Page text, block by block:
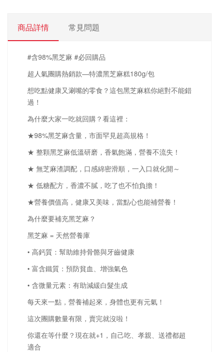
商品詳情 常見問題
#含98%黑芝麻 #必回購品
超人氣團購熱銷款—特濃黑芝麻糕180g/包
想吃點健康又涮嘴的零食？這包黑芝麻糕你絕對不能錯
過！
為什麼大家一吃就回購？看這裡：
★98%黑芝麻含量，市面罕見超高規格！
★ 整顆黑芝麻低溫研磨，香氣飽滿，營養不流失！
★ 無芝麻渣調配，口感綿密滑順，一入口就化開～
★ 低糖配方，香濃不膩，吃了也不怕負擔！
★營養價值高，健康又美味，當點心也能補營養！
為什麼要補充黑芝麻？
黑芝麻 = 天然營養庫
• 高鈣質：幫助維持骨骼與牙齒健康
• 富含鐵質：預防貧血、增強氣色
• 含微量元素：有助減緩白髮生成
每天來一點，營養補起來，身體也更有元氣！
這次團購數量有限，賣完就沒啦！
你還在等什麼？現在就+1，自己吃、孝親、送禮都超
適合